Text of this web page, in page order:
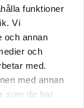
funktioner
Vi
och annan
och
med.
med annan
som de har
in en tid för